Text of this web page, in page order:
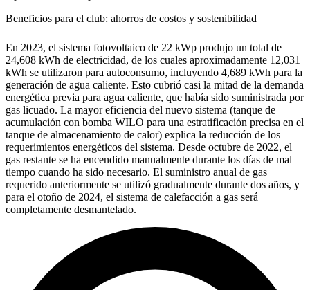
Beneficios para el club: ahorros de costos y sostenibilidad
En 2023, el sistema fotovoltaico de 22 kWp produjo un total de
24,608 kWh de electricidad, de los cuales aproximadamente 12,031
kWh se utilizaron para autoconsumo, incluyendo 4,689 kWh para la
generación de agua caliente. Esto cubrió casi la mitad de la demanda
energética previa para agua caliente, que había sido suministrada por
gas licuado. La mayor eficiencia del nuevo sistema (tanque de
acumulación con bomba WILO para una estratificación precisa en el
tanque de almacenamiento de calor) explica la reducción de los
requerimientos energéticos del sistema. Desde octubre de 2022, el
gas restante se ha encendido manualmente durante los días de mal
tiempo cuando ha sido necesario. El suministro anual de gas
requerido anteriormente se utilizó gradualmente durante dos años, y
para el otoño de 2024, el sistema de calefacción a gas será
completamente desmantelado.